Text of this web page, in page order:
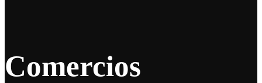
Comercios